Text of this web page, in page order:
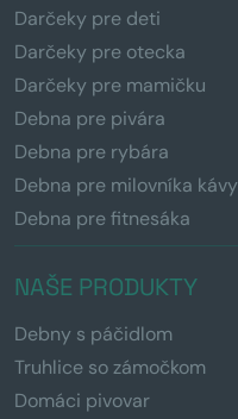
Darčeky pre deti
Darčeky pre otecka
Darčeky pre mamičku
Debna pre pivára
Debna pre rybára
Debna pre milovníka kávy
Debna pre fitnesáka
NAŠE PRODUKTY
Debny s páčidlom
Truhlice so zámočkom
Domáci pivovar